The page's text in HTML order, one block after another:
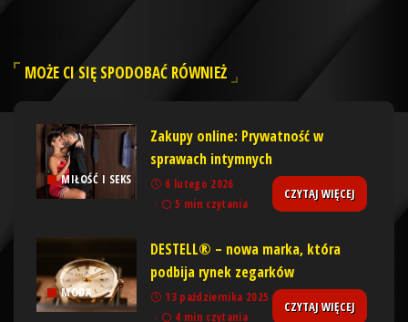
MOŻE CI SIĘ SPODOBAĆ RÓWNIEŻ
MIŁOŚĆ I SEKS
Zakupy online: Prywatność w
sprawach intymnych
6 lutego 2026
5 min czytania
CZYTAJ WIĘCEJ
MODA
DESTELL® – nowa marka, która
podbija rynek zegarków
13 października 2025
4 min czytania
CZYTAJ WIĘCEJ